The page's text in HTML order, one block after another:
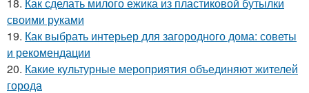
18. Как сделать милого ежика из пластиковой бутылки
своими руками
19. Как выбрать интерьер для загородного дома: советы
и рекомендации
20. Какие культурные мероприятия объединяют жителей
города